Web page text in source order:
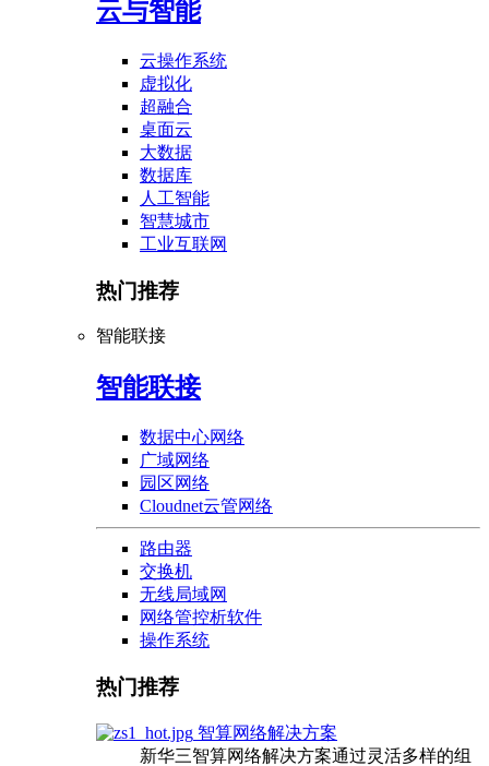
云与智能
云操作系统
虚拟化
超融合
桌面云
大数据
数据库
人工智能
智慧城市
工业互联网
热门推荐
智能联接
智能联接
数据中心网络
广域网络
园区网络
Cloudnet云管网络
路由器
交换机
无线局域网
网络管控析软件
操作系统
热门推荐
智算网络解决方案
新华三智算网络解决方案通过灵活多样的组